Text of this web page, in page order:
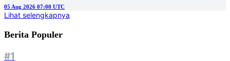
05 Aug 2026 07:00 UTC
Lihat selengkapnya
Berita Populer
#1